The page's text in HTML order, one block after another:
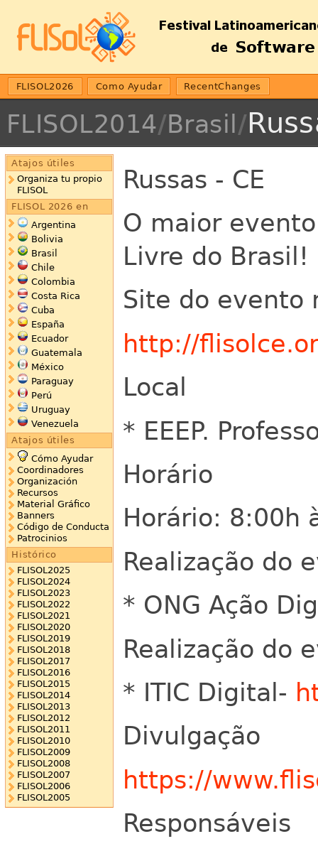
FLISOL2026 Como Ayudar RecentChanges
FLISOL2014/Brasil /
Atajos útiles
Organiza tu propio
FLISOL
FLISOL 2026 en
Argentina
Bolivia
Brasil
Chile
Colombia
Costa Rica
Cuba
España
Ecuador
Guatemala
México
Paraguay
Perú
Uruguay
Venezuela
Atajos útiles
Cómo Ayudar
Coordinadores
Organización
Recursos
Material Gráfico
Banners
Código de Conducta
Patrocinios
Histórico
FLISOL2025
FLISOL2024
FLISOL2023
FLISOL2022
FLISOL2021
FLISOL2020
FLISOL2019
FLISOL2018
FLISOL2017
FLISOL2016
FLISOL2015
FLISOL2014
FLISOL2013
FLISOL2012
FLISOL2011
FLISOL2010
FLISOL2009
FLISOL2008
FLISOL2007
FLISOL2006
FLISOL2005
Russas - CE
O maior
Livre do Brasil!
Site do evento
http://
Local
* EEEP.
Horário
Horário: 8:00h
Realização do
* ONG Ação
Realização do
* ITIC Digital-
Divulgação
https://
Responsáveis